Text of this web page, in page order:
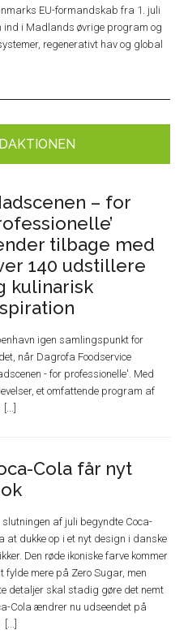
EU-formandskab fra 1. juli
ind i Madlands øvrige program og
regenerativt hav og global
– for
tilbage med
140 udstillere
kulinarisk
igen samlingspunkt for
når Dagrofa Foodservice
- for professionelle'. Med
et omfattende program af
Cola får nyt
slutningen af juli begyndte Coca-
at dukke op i et nyt design i danske
Den røde ikoniske farve kommer
fylde mere på Zero Sugar, men
detaljer skal stadig gøre det nemt
Cola ændrer nu udseendet på